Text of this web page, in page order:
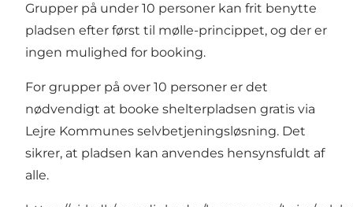
Grupper på under 10 personer kan frit benytte
pladsen efter først til mølle-princippet, og der er
ingen mulighed for booking.
For grupper på over 10 personer er det
nødvendigt at booke shelterpladsen gratis via
Lejre Kommunes selvbetjeningsløsning. Det
sikrer, at pladsen kan anvendes hensynsfuldt af
alle.